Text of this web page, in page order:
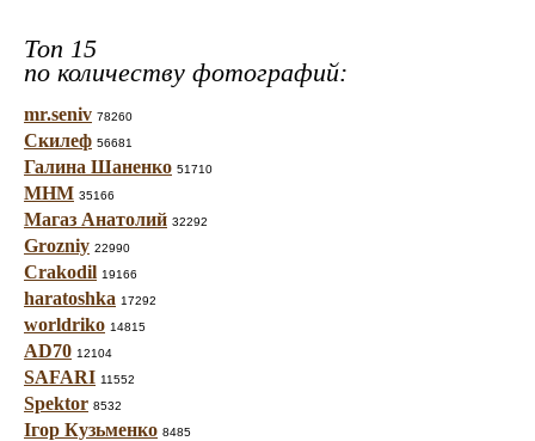
Топ 15
по количеству фотографий:
mr.seniv 78260
Скилеф 56681
Галина Шаненко 51710
МНМ 35166
Магаз Анатолий 32292
Grozniy 22990
Crakodil 19166
haratoshka 17292
worldriko 14815
AD70 12104
SAFARI 11552
Spektor 8532
Ігор Кузьменко 8485